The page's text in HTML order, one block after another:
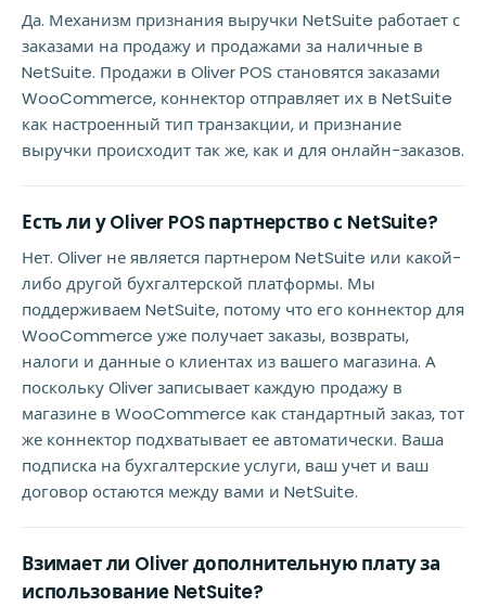
Да. Механизм признания выручки NetSuite работает с
заказами на продажу и продажами за наличные в
NetSuite. Продажи в Oliver POS становятся заказами
WooCommerce, коннектор отправляет их в NetSuite
как настроенный тип транзакции, и признание
выручки происходит так же, как и для онлайн-заказов.
Есть ли у Oliver POS партнерство с NetSuite?
Нет. Oliver не является партнером NetSuite или какой-
либо другой бухгалтерской платформы. Мы
поддерживаем NetSuite, потому что его коннектор для
WooCommerce уже получает заказы, возвраты,
налоги и данные о клиентах из вашего магазина. А
поскольку Oliver записывает каждую продажу в
магазине в WooCommerce как стандартный заказ, тот
же коннектор подхватывает ее автоматически. Ваша
подписка на бухгалтерские услуги, ваш учет и ваш
договор остаются между вами и NetSuite.
Взимает ли Oliver дополнительную плату за
использование NetSuite?